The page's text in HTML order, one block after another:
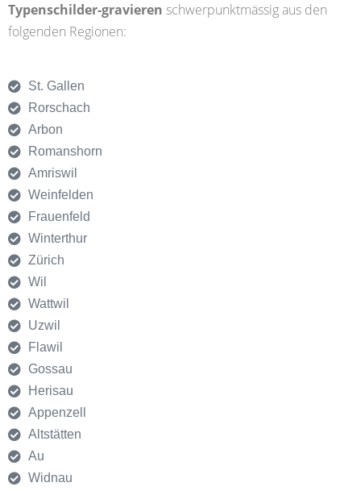
Typenschilder-gravieren schwerpunktmässig aus den
folgenden Regionen:
St. Gallen
Rorschach
Arbon
Romanshorn
Amriswil
Weinfelden
Frauenfeld
Winterthur
Zürich
Wil
Wattwil
Uzwil
Flawil
Gossau
Herisau
Appenzell
Altstätten
Au
Widnau